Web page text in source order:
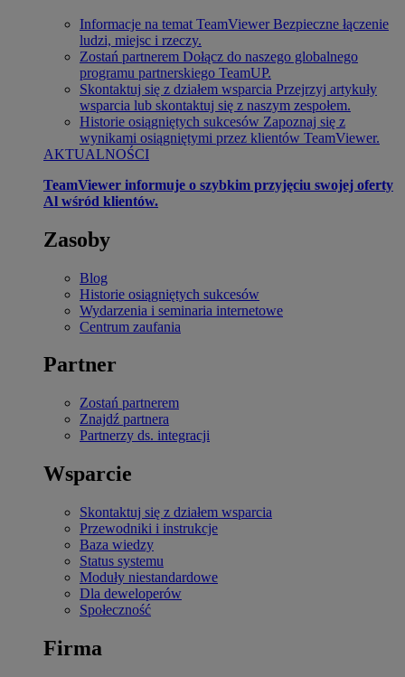
Informacje na temat TeamViewer Bezpieczne łączenie
ludzi, miejsc i rzeczy.
Zostań partnerem Dołącz do naszego globalnego
programu partnerskiego TeamUP.
Skontaktuj się z działem wsparcia Przejrzyj artykuły
wsparcia lub skontaktuj się z naszym zespołem.
Historie osiągniętych sukcesów Zapoznaj się z
wynikami osiągniętymi przez klientów TeamViewer.
AKTUALNOŚCI
TeamViewer informuje o szybkim przyjęciu swojej oferty
Al wśród klientów.
Zasoby
Blog
Historie osiągniętych sukcesów
Wydarzenia i seminaria internetowe
Centrum zaufania
Partner
Zostań partnerem
Znajdź partnera
Partnerzy ds. integracji
Wsparcie
Skontaktuj się z działem wsparcia
Przewodniki i instrukcje
Baza wiedzy
Status systemu
Moduły niestandardowe
Dla deweloperów
Społeczność
Firma